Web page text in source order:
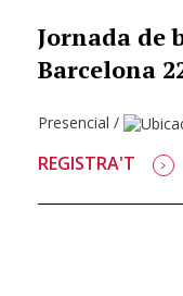
Jornada de
Barcelona
Presencial /
REGISTRA'T